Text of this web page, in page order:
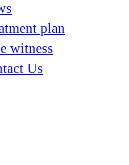
plan
witness
Us